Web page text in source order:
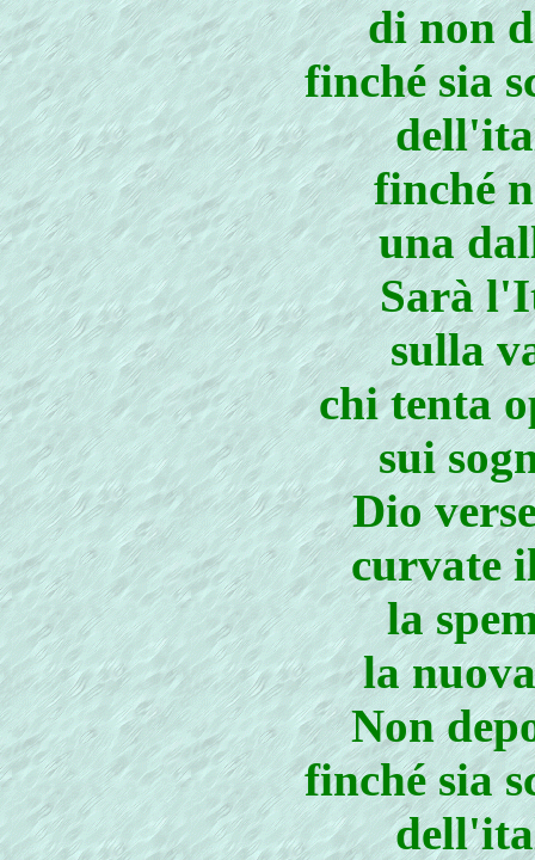
di non
finché sia
finché
una
Sarà
sulla
chi tenta
sui
Dio
curvate
la
la
Non
finché sia